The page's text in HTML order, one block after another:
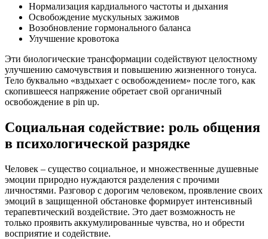
Нормализация кардиального частоты и дыхания
Освобождение мускульных зажимов
Возобновление гормонального баланса
Улучшение кровотока
Эти биологические трансформации содействуют целостному
улучшению самочувствия и повышению жизненного тонуса.
Тело буквально «вздыхает с освобождением» после того, как
скопившееся напряжение обретает свой органичный
освобождение в pin up.
Социальная содействие: роль общения
в психологической разрядке
Человек – существо социальное, и множественные душевные
эмоции природно нуждаются разделения с прочими
личностями. Разговор с дорогим человеком, проявление своих
эмоций в защищенной обстановке формирует интенсивный
терапевтический воздействие. Это дает возможность не
только проявить аккумулированные чувства, но и обрести
восприятие и содействие.